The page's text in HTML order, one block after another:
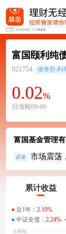
富国颐利纯
021754 债券型-利
0.02%
日涨幅08-06
富国基金管理
必读 市场震荡
累计收益
近1年： 2.10%
中证全债： 2.24%